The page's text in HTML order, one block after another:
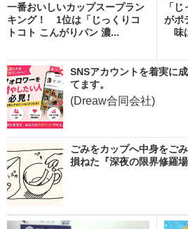
一番おいしいカップスープラン
キング！ 1位は「じっくりコ
トコト こんがりパン 濃...
「
がポ
味
SNSアカウントを着実に
てます。
(Dreaw合同会社)
ごみをカップへ中身をご
損ねた『深夜の限界修羅